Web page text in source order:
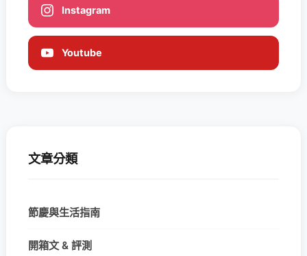
Instagram
Youtube
文章分類
節慶與生活指南
開箱文 & 評測